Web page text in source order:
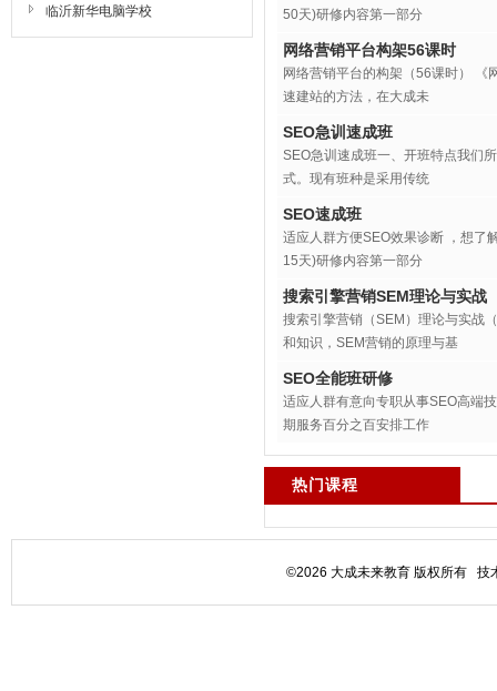
临沂新华电脑学校
50天)研修内容第一部分
网络营销平台构架56课时
网络营销平台的构架（56课时） 《
速建站的方法，在大成未
SEO急训速成班
SEO急训速成班一、开班特点我们
式。现有班种是采用传统
SEO速成班
适应人群方便SEO效果诊断 ，想了
15天)研修内容第一部分
搜索引擎营销SEM理论与实战
搜索引擎营销（SEM）理论与实战
和知识，SEM营销的原理与基
SEO全能班研修
适应人群有意向专职从事SEO高端
期服务百分之百安排工作
热门课程
©2026 大成未来教育 版权所有 技